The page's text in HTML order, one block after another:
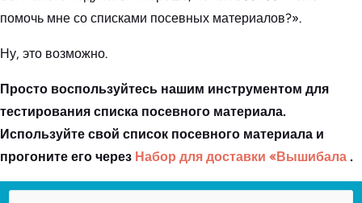
помочь мне со списками посевных материалов?».
Ну, это возможно.
Просто воспользуйтесь нашим инструментом для
тестирования списка посевного материала.
Используйте свой список посевного материала и
прогоните его через Набор для доставки «Вышибала .